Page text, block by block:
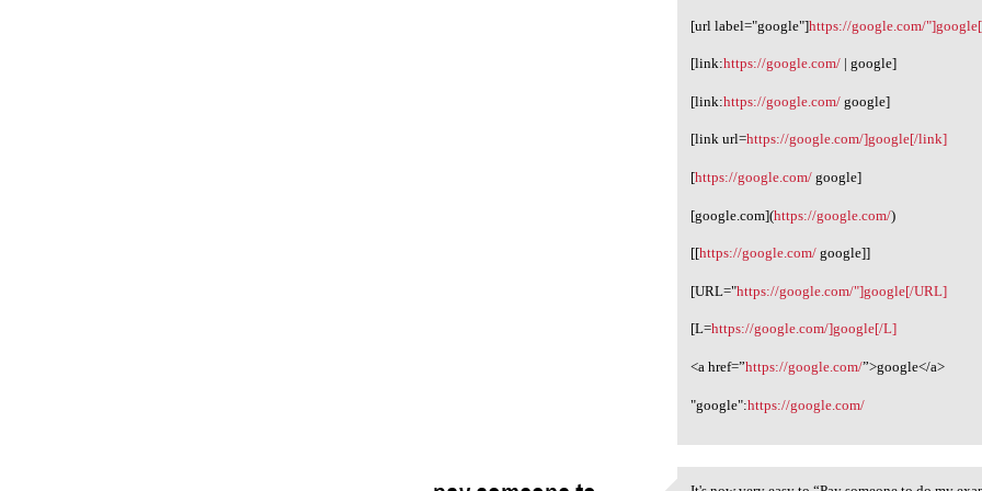
[url label="google"]https://google.com/
[link:https://google.com/ | google]
[link:https://google.com/ google]
[link url=https://google.com/]google[/link]
[https://google.com/ google]
[google.com](https://google.com/)
[[https://google.com/ google]]
[URL="https://google.com/"]google[/URL]
[L=https://google.com/]google[/L]
<a href=”https://google.com/”>google</a>
"google":https://google.com/